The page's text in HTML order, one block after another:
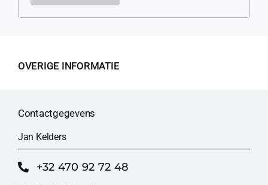
OVERIGE INFORMATIE
Contactgegevens
Jan Kelders
+32 470 92 72 48